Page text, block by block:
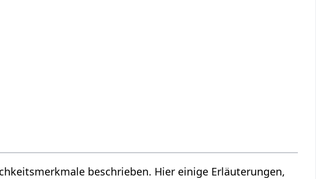
beschrieben. Hier einige Erläuterungen,